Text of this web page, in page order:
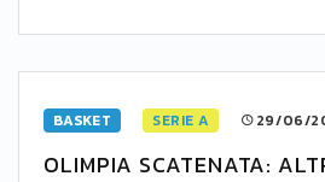
BASKET SERIE A 29/06/
OLIMPIA SCATENATA: